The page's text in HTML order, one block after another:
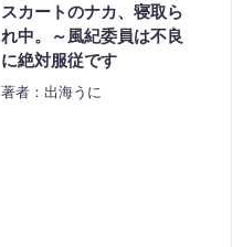
スカートのナカ、寝取ら
れ中。～風紀委員は不良
に絶対服従です
著者：出海うに